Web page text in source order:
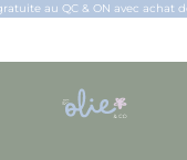
au QC & ON avec achat